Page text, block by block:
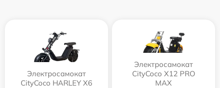
Электросамокат
CityCoco HARLEY X6
Электросамокат
CityCoco X12 PRO
MAX